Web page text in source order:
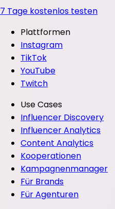
7 Tage kostenlos testen
Plattformen
Instagram
TikTok
YouTube
Twitch
Use Cases
Influencer Discovery
Influencer Analytics
Content Analytics
Kooperationen
Kampagnenmanager
Für Brands
Für Agenturen